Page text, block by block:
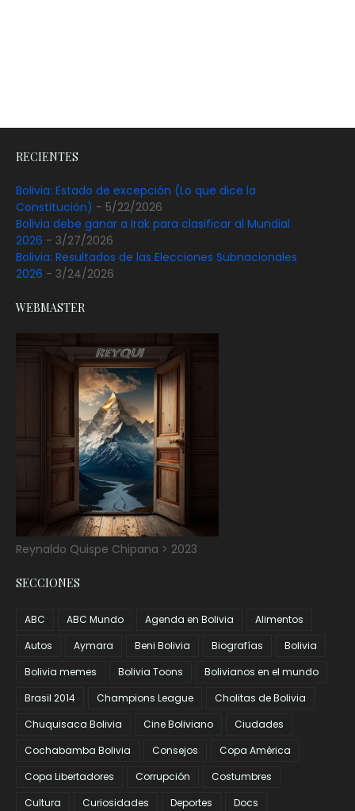
RECIENTES
Bolivia: Estado de excepción (Lo que dice la
Constitución) - 5/22/2026
Bolivia debe ganar a Irak para clasificar al Mundial
2026 - 3/27/2026
Bolivia: Resultados de las Elecciones Subnacionales
2026 - 3/24/2026
WEBMASTER
Reynaldo Quispe Chipana > 2023
SECCIONES
ABC ABC Mundo Agenda en Bolivia
Alimentos
Autos
Aymara Beni Bolivia Biografías
Bolivia
Bolivia memes
Bolivia Toons
Bolivianos en el mundo
Brasil 2014
Champions League
Cholitas de Bolivia
Chuquisaca Bolivia
Cine Boliviano
Ciudades
Cochabamba Bolivia
Consejos
Copa América
Copa Libertadores
Corrupción
Costumbres
Cultura
Curiosidades Deportes
Docs